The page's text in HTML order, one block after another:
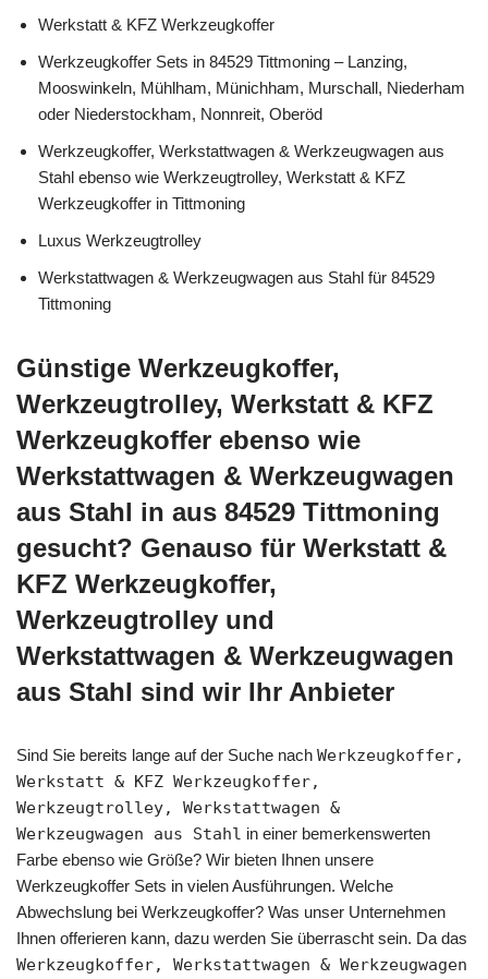
Werkstatt & KFZ Werkzeugkoffer
Werkzeugkoffer Sets in 84529 Tittmoning – Lanzing,
Mooswinkeln, Mühlham, Münichham, Murschall, Niederham
oder Niederstockham, Nonnreit, Oberöd
Werkzeugkoffer, Werkstattwagen & Werkzeugwagen aus
Stahl ebenso wie Werkzeugtrolley, Werkstatt & KFZ
Werkzeugkoffer in Tittmoning
Luxus Werkzeugtrolley
Werkstattwagen & Werkzeugwagen aus Stahl für 84529
Tittmoning
Günstige Werkzeugkoffer,
Werkzeugtrolley, Werkstatt & KFZ
Werkzeugkoffer ebenso wie
Werkstattwagen & Werkzeugwagen
aus Stahl in aus 84529 Tittmoning
gesucht? Genauso für Werkstatt &
KFZ Werkzeugkoffer,
Werkzeugtrolley und
Werkstattwagen & Werkzeugwagen
aus Stahl sind wir Ihr Anbieter
Sind Sie bereits lange auf der Suche nach Werkzeugkoffer,
Werkstatt & KFZ Werkzeugkoffer,
Werkzeugtrolley, Werkstattwagen &
Werkzeugwagen aus Stahl in einer bemerkenswerten
Farbe ebenso wie Größe? Wir bieten Ihnen unsere
Werkzeugkoffer Sets in vielen Ausführungen. Welche
Abwechslung bei Werkzeugkoffer? Was unser Unternehmen
Ihnen offerieren kann, dazu werden Sie überrascht sein. Da das
Werkzeugkoffer, Werkstattwagen & Werkzeugwagen